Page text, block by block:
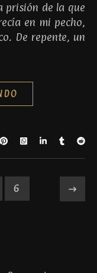
prisión de la que
en mi pecho,
De repente, un
6